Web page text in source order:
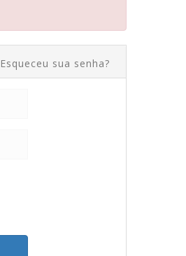
Esqueceu sua senha?